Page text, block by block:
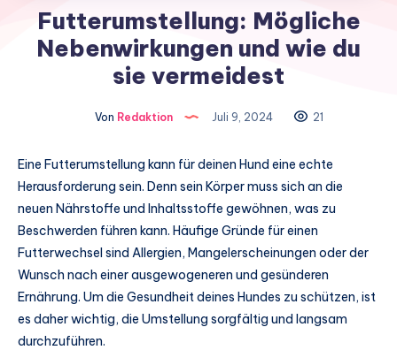
Futterumstellung: Mögliche
Nebenwirkungen und wie du
sie vermeidest
Von Redaktion Juli 9, 2024 21
Eine Futterumstellung kann für deinen Hund eine echte
Herausforderung sein. Denn sein Körper muss sich an die
neuen Nährstoffe und Inhaltsstoffe gewöhnen, was zu
Beschwerden führen kann. Häufige Gründe für einen
Futterwechsel sind Allergien, Mangelerscheinungen oder der
Wunsch nach einer ausgewogeneren und gesünderen
Ernährung. Um die Gesundheit deines Hundes zu schützen, ist
es daher wichtig, die Umstellung sorgfältig und langsam
durchzuführen.